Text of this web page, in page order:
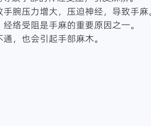
腕压力增大，压迫神经，导致手麻
络受阻是手麻的重要原因之一。
，也会引起手部麻木。